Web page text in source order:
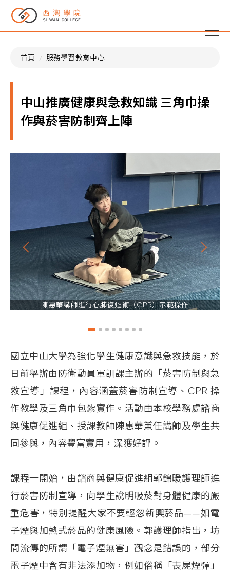
首頁 服務學習教育中心
中山推廣健康與急救知識 三角巾操
作與菸害防制齊上陣
陳惠華講師進行心肺復甦術（CPR）示範操作
國立中山大學為強化學生健康意識與急救技能，於
日前舉辦由防衛動員軍訓課主辦的「菸害防制與急
救宣導」課程，內容涵蓋菸害防制宣導、CPR 操
作教學及三角巾包紮實作。活動由本校學務處諮商
與健康促進組、授課教師陳惠華兼任講師及學生共
同參與，內容豐富實用，深獲好評。
課程一開始，由諮商與健康促進組郭錦暖護理師進
行菸害防制宣導，向學生說明吸菸對身體健康的嚴
重危害，特別提醒大家不要輕忽新興菸品——如電
子煙與加熱式菸品的健康風險。郭護理師指出，坊
間流傳的所謂「電子煙無害」觀念是錯誤的，部分
電子煙中含有非法添加物，例如俗稱「喪屍煙彈」